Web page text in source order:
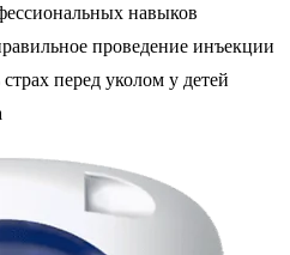
навыков
проведение инъекции
перед уколом у детей